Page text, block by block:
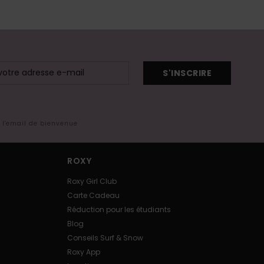
S'INSCRIRE
de bienvenue
ROXY
Roxy Girl Club
Carte Cadeau
Réduction pour les étudiants
Blog
Conseils Surf & Snow
Roxy App